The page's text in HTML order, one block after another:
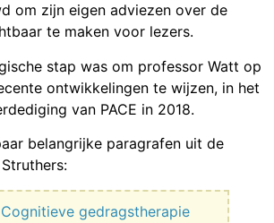
om zijn eigen adviezen over de
te maken voor lezers.
stap was om professor Watt op
ontwikkelingen te wijzen, in het
van PACE in 2018.
belangrijke paragrafen uit de
Cognitieve gedragstherapie